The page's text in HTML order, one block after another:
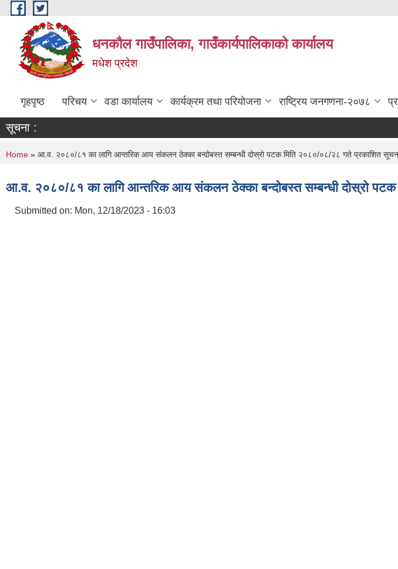
Skip to main content
धनकौल गाउँपालिका, गाउँकार्यपालिकाको कार्यालय
मधेश प्रदेश
गृहपृष्ठ परिचय वडा कार्यालय कार्यक्रम तथा परियोजना राष्ट्रिय जनगणना-२०७८
सूचना :
You are here
Home » आ.व. २०८०/८१ का लागि आन्तरिक आय स‌ंकलन ठेक्का बन्दोबस्त सम्बन्धी दोस्रो पटक मिति २०८०/०८/२८ गते प्रकाशित
आ.व. २०८०/८१ का लागि आन्तरिक आय स‌ंकलन ठेक्का बन्दोबस्त सम्बन्धी दोस्रो
Submitted on: Mon, 12/18/2023 - 16:03